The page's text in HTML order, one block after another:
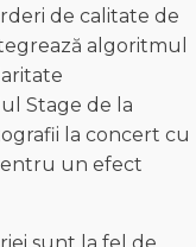
de calitate de
algoritmul
Stage de la
la concert cu
un efect